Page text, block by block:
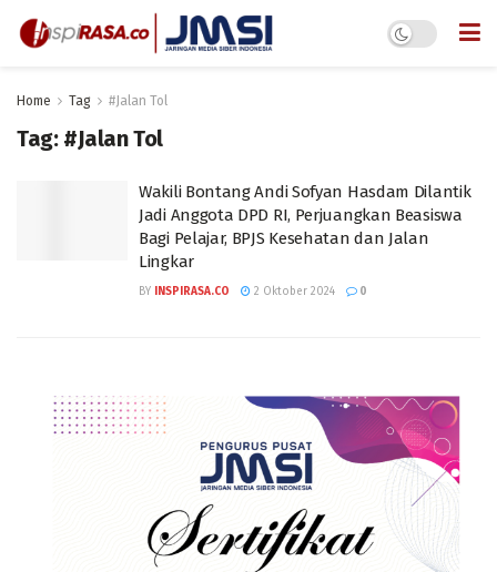
Home Tag #Jalan Tol
Tag: #Jalan Tol
Wakili Bontang Andi Sofyan Hasdam Dilantik
Jadi Anggota DPD RI, Perjuangkan Beasiswa
Bagi Pelajar, BPJS Kesehatan dan Jalan
Lingkar
BY INSPIRASA.CO 2 Oktober 2024 0